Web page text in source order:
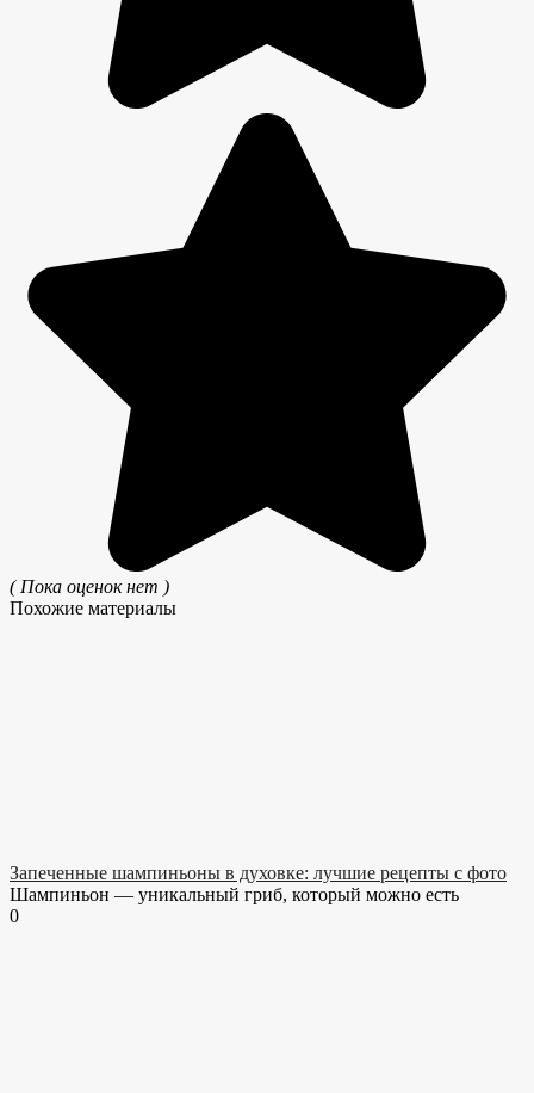
( Пока оценок нет )
Похожие материалы
Запеченные шампиньоны в духовке: лучшие рецепты с фото
Шампиньон — уникальный гриб, который можно есть
0